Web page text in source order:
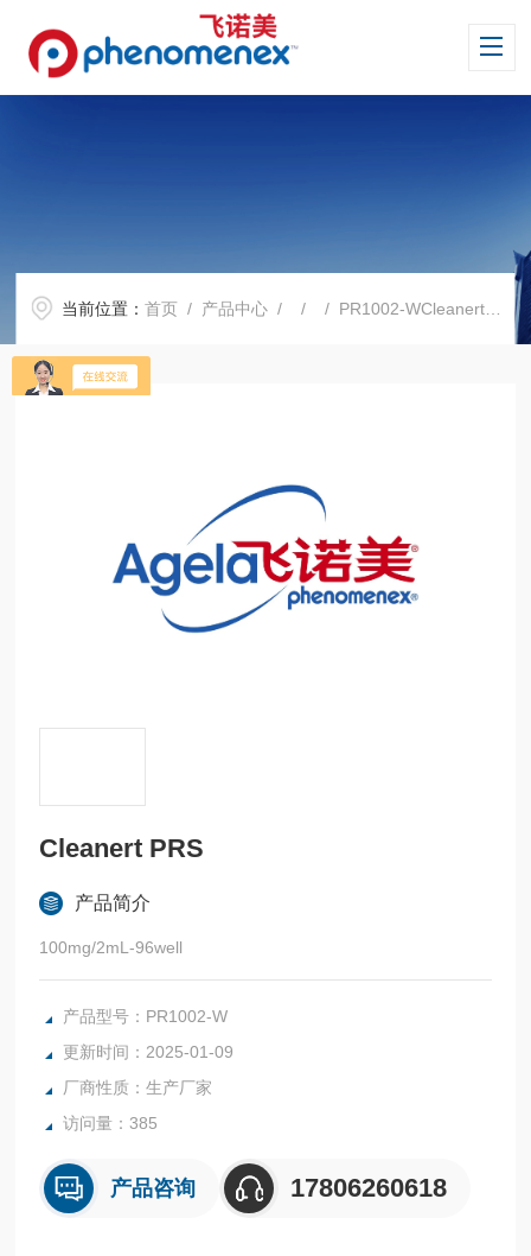
当前位置：首页 / 产品中心 / / / PR1002-WCleanert PRS
Cleanert PRS
产品简介
100mg/2mL-96well
产品型号：PR1002-W
更新时间：2025-01-09
厂商性质：生产厂家
访问量：385
产品咨询 17806260618